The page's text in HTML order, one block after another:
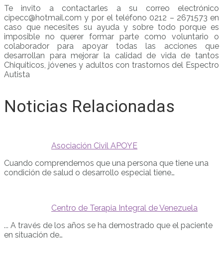
Te invito a contactarles a su correo electrónico
cipecc@hotmail.com y por el teléfono 0212 – 2671573 en
caso que necesites su ayuda y sobre todo porque es
imposible no querer formar parte como voluntario o
colaborador para apoyar todas las acciones que
desarrollan para mejorar la calidad de vida de tantos
Chiquiticos, jóvenes y adultos con trastornos del Espectro
Autista
Noticias Relacionadas
Asociación Civil APOYE
Cuando comprendemos que una persona que tiene una
condición de salud o desarrollo especial tiene…
Centro de Terapia Integral de Venezuela
... A través de los años se ha demostrado que el paciente
en situación de…